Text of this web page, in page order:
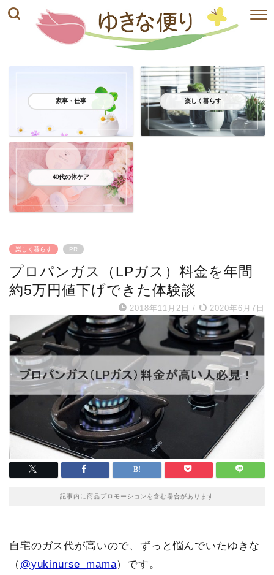
家事・仕事 楽しく暮らす
40代の体ケア
楽しく暮らす PR
プロパンガス（LPガス）料金を年間
約5万円値下げできた体験談
2018年11月2日 / 2020年6月7日
記事内に商品プロモーションを含む場合があります
自宅のガス代が高いので、ずっと悩んでいたゆきな
（ @yukinurse_mama）です。